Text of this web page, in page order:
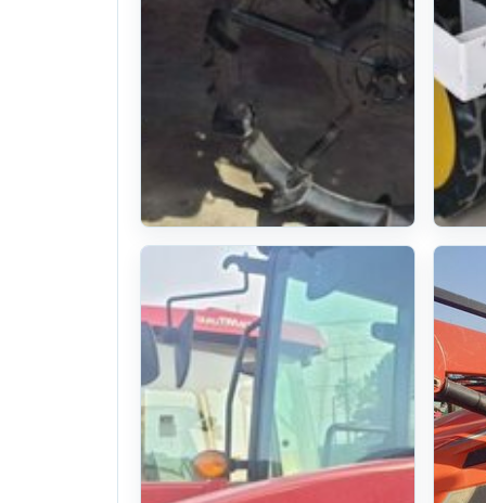
Yanmar Rice
transplanter
YR8D (8Rows)
. 74일 전(1478)
.